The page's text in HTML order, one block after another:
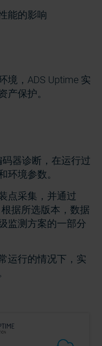
能的影响
境，ADS Uptime 实
产保护。
器诊断，在运行过
环境参数。
点采集，并通过
据所选版本，数据
监测方案的一部分
运行的情况下，实